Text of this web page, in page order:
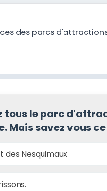
des parcs
tous le parc
Mais savez vous
des Nesquimaux